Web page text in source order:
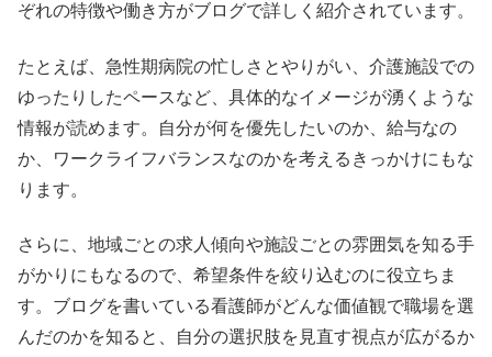
ぞれの特徴や働き方がブログで詳しく紹介されています。
たとえば、急性期病院の忙しさとやりがい、介護施設での
ゆったりしたペースなど、具体的なイメージが湧くような
情報が読めます。自分が何を優先したいのか、給与なの
か、ワークライフバランスなのかを考えるきっかけにもな
ります。
さらに、地域ごとの求人傾向や施設ごとの雰囲気を知る手
がかりにもなるので、希望条件を絞り込むのに役立ちま
す。ブログを書いている看護師がどんな価値観で職場を選
んだのかを知ると、自分の選択肢を見直す視点が広がるか